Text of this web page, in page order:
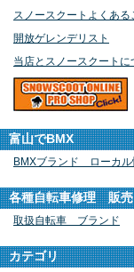
スノースクートよくある
開放ゲレンデリスト
当店とスノースクートに
富山でBMX
BMXブランド ローカル
各種自転車修理 販売
取扱自転車 ブランド
カテゴリ